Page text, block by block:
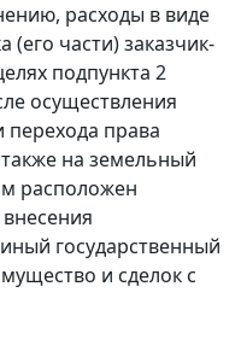
расходы в виде
(его части) заказчик-
подпункта 2
осуществления
перехода права
на земельный
расположен
государственный
и сделок с